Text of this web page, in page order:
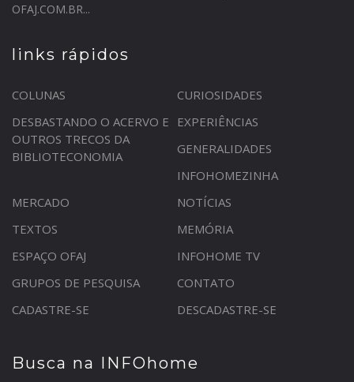
OFAJ.COM.BR...
links rápidos
COLUNAS
CURIOSIDADES
DESBASTANDO O ACERVO E
OUTROS TRECOS DA
BIBLIOTECONOMIA
EXPERIÊNCIAS
GENERALIDADES
INFOHOMEZINHA
MERCADO
NOTÍCIAS
TEXTOS
MEMÓRIA
ESPAÇO OFAJ
INFOHOME TV
GRUPOS DE PESQUISA
CONTATO
CADASTRE-SE
DESCADASTRE-SE
Busca na INFOhome